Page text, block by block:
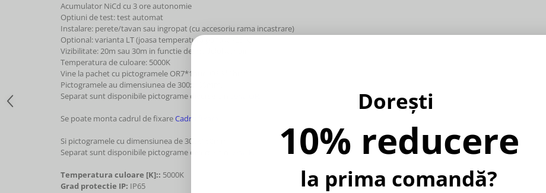
Acumulator NiCd cu 3 ore autonomie
Optiuni de test: test automat
Instalare: perete/tavan sau ingropat (cu accesoriu rama incastrare)
Optional: varianta LT (joasa temperatura pana la -25°C)
Vizibilitate: 20m sau 30m in functie de modelul lampii
Temperatura de culoare: 5000K
Vine la pachet cu pictogramele OR7*1buc, OR8*1buc.
Pictogramele au dimensiunea de 300x100mm.
Separat sunt disponibile pictograme diverse din
Se poate monta cadrul de fixareCadru fixare
Si pictogramele cu dimensiunea de 300x150mm.
Separat sunt disponibile pictograme diverse din
Temperatura culoare [K]:: 5000K
Grad protectie IP: IP65
Dorești
10% reducere
la prima comandă?